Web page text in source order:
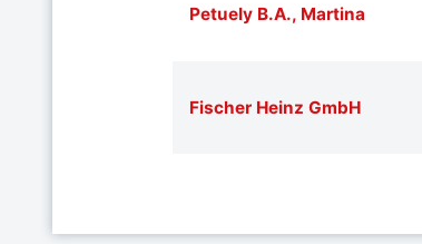
Petuely B.A., Martina
Fischer Heinz GmbH